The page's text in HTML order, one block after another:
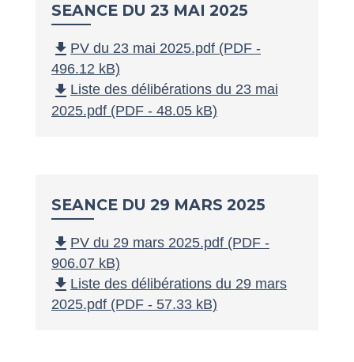
SEANCE DU 23 MAI 2025
file_download PV du 23 mai 2025.pdf (PDF -
496.12 kB)
file_download Liste des délibérations du 23 mai
2025.pdf (PDF - 48.05 kB)
SEANCE DU 29 MARS 2025
file_download PV du 29 mars 2025.pdf (PDF -
906.07 kB)
file_download Liste des délibérations du 29 mars
2025.pdf (PDF - 57.33 kB)